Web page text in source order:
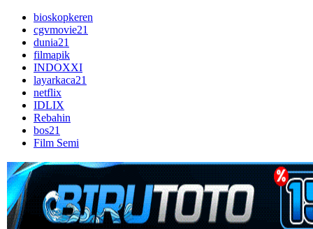
bioskopkeren
cgvmovie21
dunia21
filmapik
INDOXXI
layarkaca21
netflix
IDLIX
Rebahin
bos21
Film Semi